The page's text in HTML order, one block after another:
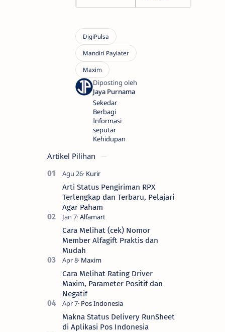
Sekedar
Berbagi
Informasi
seputar
Kehidupan
Artikel Pilihan
Arti Status Pengiriman RPX
Terlengkap dan Terbaru, Pelajari
Agar Paham
Cara Melihat (cek) Nomor
Member Alfagift Praktis dan
Mudah
Cara Melihat Rating Driver
Maxim, Parameter Positif dan
Negatif
Makna Status Delivery RunSheet
di Aplikasi Pos Indonesia